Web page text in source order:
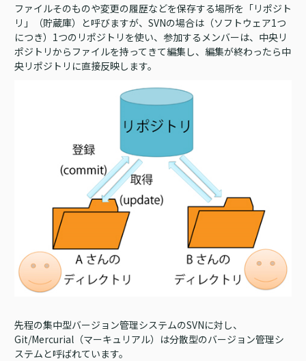
ファイルそのものや変更の履歴などを保存する場所を「リポジト
リ」（貯蔵庫）と呼びますが、SVNの場合は（ソフトウェア1つ
につき）1つのリポジトリを使い、参加するメンバーは、中央リ
ポジトリからファイルを持ってきて編集し、編集が終わったら中
央リポジトリに直接反映します。
先程の集中型バージョン管理システムのSVNに対し、
Git/Mercurial（マーキュリアル）は分散型のバージョン管理シ
ステムと呼ばれています。